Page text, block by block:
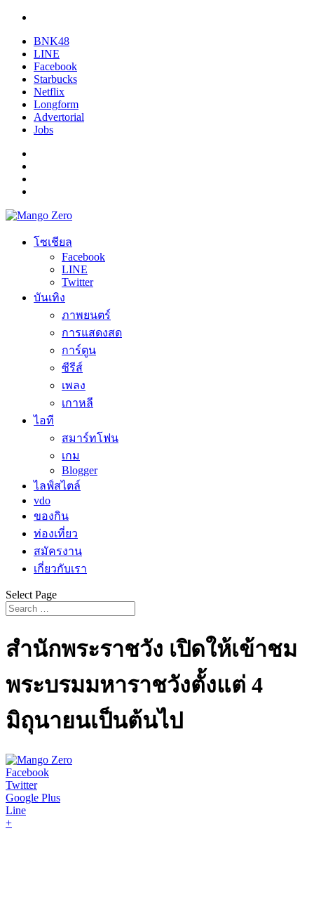
BNK48
LINE
Facebook
Starbucks
Netflix
Longform
Advertorial
Jobs
โซเชียล
Facebook
LINE
Twitter
บันเทิง
ภาพยนตร์
การแสดงสด
การ์ตูน
ซีรีส์
เพลง
เกาหลี
ไอที
สมาร์ทโฟน
เกม
Blogger
ไลฟ์สไตล์
vdo
ของกิน
ท่องเที่ยว
สมัครงาน
เกี่ยวกับเรา
Select Page
สำนักพระราชวัง เปิดให้เข้าชม
พระบรมมหาราชวังตั้งแต่ 4
มิถุนายนเป็นต้นไป
Facebook
Twitter
Google Plus
Line
+